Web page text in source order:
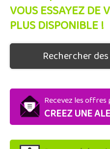
VOUS ESSAYEZ DE
PLUS DISPONIBLE !
Rechercher
Recevez les offres
CREEZ UNE